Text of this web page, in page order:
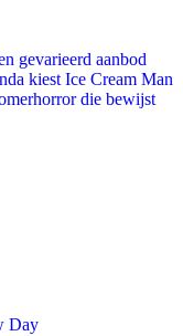
gevarieerd aanbod
kiest Ice Cream Man
die bewijst
Day